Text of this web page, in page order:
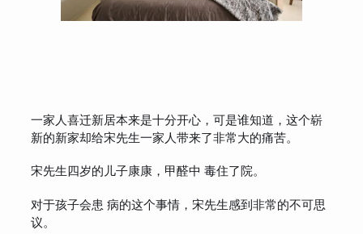
一家人喜迁新居本来是十分开心，可是谁知道，这个崭
新的新家却给宋先生一家人带来了非常大的痛苦。
宋先生四岁的儿子康康，甲醛中 毒住了院。
对于孩子会患 病的这个事情，宋先生感到非常的不可思
议。